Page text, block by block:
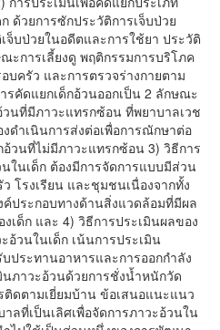
ด้วยการซักประวัติการเจ็บป่วย
จ็บป่วยในอดีตและการใช้ยา ประวัติ
ะการเลี้ยงดู พฤติกรรมการบริโภค
บครัว และการตรวจร่างกายตาม
รคัดแยกเด็กอ้วนออกเป็น 2 ลักษณะ
วนที่มีภาวะแทรกซ้อน ที่พยาบาลเวช
ดำเนินการส่งต่อเพื่อการณักษาต่อ
อ้วนที่ไม่มีภาวะแทรกซ้อน 3) วิธีการ
ในเด็ก ต้องมีการจัดการแบบมีส่วน
โรงเรียน และชุมชนเนื่องจากทั้ง
ค์ประกอบทางด้านสิ่งแวดล้อมที่มีผล
เด็ก และ 4) วิธีการประเมินผลของ
อ้วนในเด็ก เน้นการประเมิน
ประทานอาหารและการออกกำลัง
นภาวะอ้วนด้วยการชั่งน้ำหนักวัด
ติดตามเยี่ยมบ้าน ข้อเสนอแนะแนว
ลที่เป็นเลิศเพื่อจัดการภาวะอ้วนใน